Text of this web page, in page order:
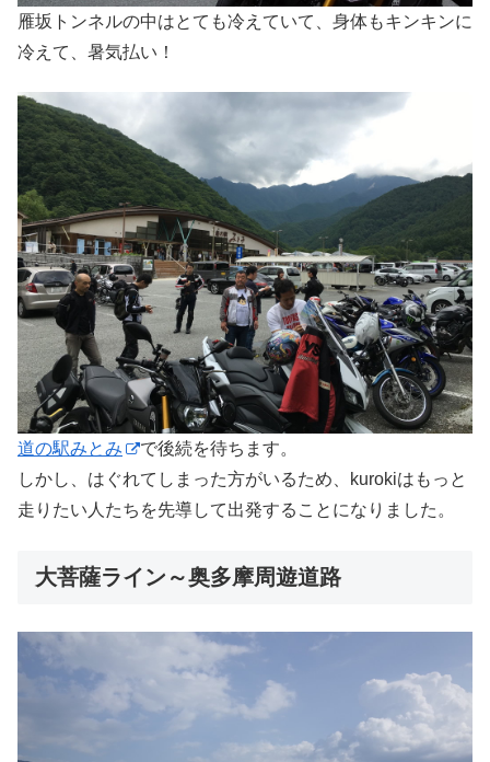
雁坂トンネルの中はとても冷えていて、身体もキンキンに
冷えて、暑気払い！
道の駅みとみ
で後続を待ちます。
しかし、はぐれてしまった方がいるため、kurokiはもっと
走りたい人たちを先導して出発することになりました。
大菩薩ライン～奥多摩周遊道路